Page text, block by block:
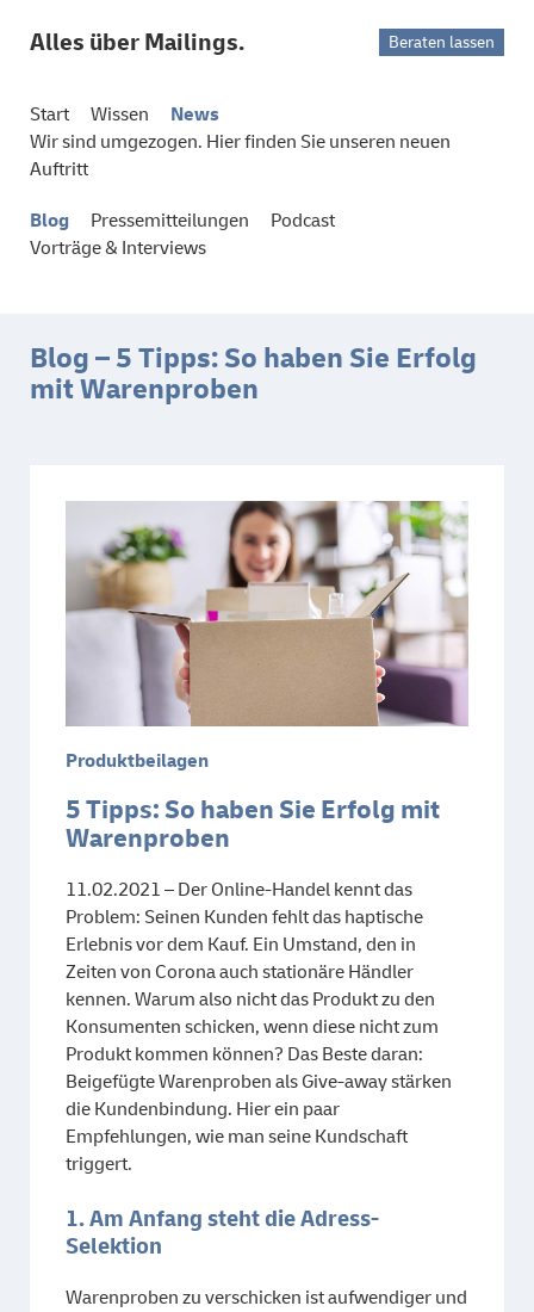
Alles über Mailings. Beraten lassen
Start Wissen
News
Wir sind umgezogen. Hier finden Sie unseren neuen
Auftritt
Blog Pressemitteilungen
Podcast
Vorträge & Interviews
Blog – 5 Tipps: So haben Sie Erfolg
mit Warenproben
Produktbeilagen
5 Tipps: So haben Sie Erfolg mit
Warenproben
11.02.2021 – Der Online-Handel kennt das
Problem: Seinen Kunden fehlt das haptische
Erlebnis vor dem Kauf. Ein Umstand, den in
Zeiten von Corona auch stationäre Händler
kennen. Warum also nicht das Produkt zu den
Konsumenten schicken, wenn diese nicht zum
Produkt kommen können? Das Beste daran:
Beigefügte Warenproben als Give-away stärken
die Kundenbindung. Hier ein paar
Empfehlungen, wie man seine Kundschaft
triggert.
1. Am Anfang steht die Adress-
Selektion
Warenproben zu verschicken ist aufwendiger und